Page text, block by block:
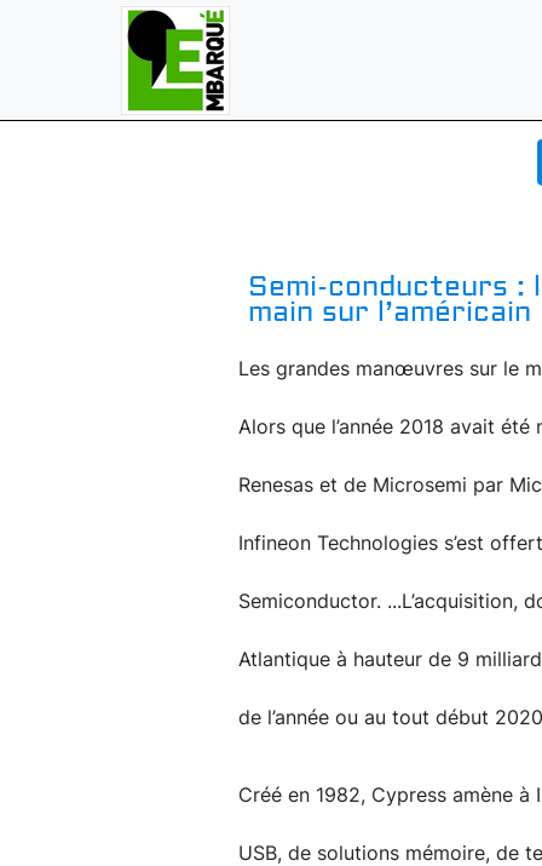
Semi-conducteurs :
main sur
Les grandes manœuvres sur le
Alors que l’année 2018 avait été
Renesas et de Microsemi par
Infineon Technologies s’est
Semiconductor. ...L’acquisition,
Atlantique à hauteur de 9
de l’année ou au tout début
Créé en 1982, Cypress amène
USB, de solutions mémoire, de